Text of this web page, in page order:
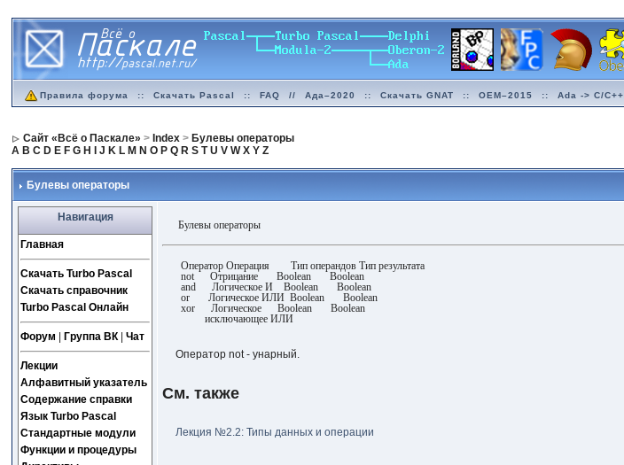
Правила форума :: Скачать Pascal :: FAQ // Ада–2020 :: Скачать GNAT :: OEM–2015 :: Ada -> C/C++
Сайт «Всё о Паскале» > Index > Булевы операторы
A B C D E F G H J K L M N O P Q R S T U V W X Y Z
Булевы операторы
Навигация
Главная
Скачать Turbo Pascal
Скачать справочник
Turbo Pascal Онлайн
Форум Группа ВК|Чат
Лекции
Алфавитный указатель
Содержание справки
Язык Turbo Pascal
Стандартные модули
Функции и процедуры
Булевы операторы
Оператор Операция Тип операндов Тип результата
not Отрицание Boolean Boolean
and Логическое И Boolean Boolean
or Логическое ИЛИ Boolean Boolean
xor Логическое Boolean Boolean
исключающее ИЛИ
Оператор not - унарный.
См. также
Лекция №2.2: Типы данных и операции